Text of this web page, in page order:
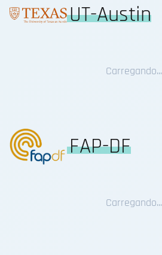
UT-Austin
Carregando...
FAP-DF
Carregando...